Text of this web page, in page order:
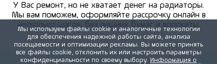
У Вас ремонт, но не хватает денег на радиаторы.
Мы вам поможем, оформляйте рассрочку онлайн в
несколько шагов, без лишних бумаг и волокиты.
Мы используем файлы cookie и аналогичные технологии
для обеспечения надежной работы сайта, анализа
посещаемости и оптимизации рекламы. Вы можете принять
все файлы cookie, отклонить их или настроить параметры
конфиденциальности по своему выбору. Информация о